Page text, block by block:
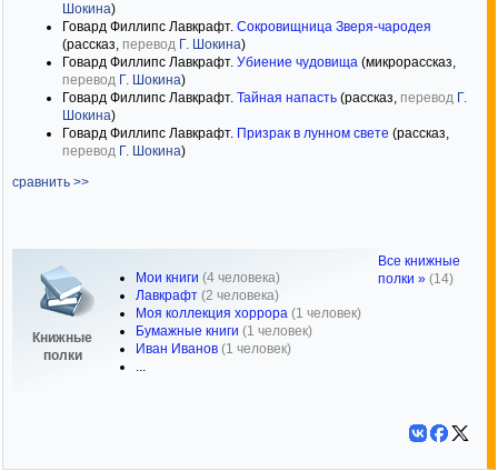
Шокина)
Говард Филлипс Лавкрафт. Сокровищница Зверя-чародея
(рассказ, перевод Г. Шокина)
Говард Филлипс Лавкрафт. Убиение чудовища (микрорассказ,
перевод Г. Шокина)
Говард Филлипс Лавкрафт. Тайная напасть (рассказ, перевод Г.
Шокина)
Говард Филлипс Лавкрафт. Призрак в лунном свете (рассказ,
перевод Г. Шокина)
сравнить >>
Книжные
полки
Мои книги (4 человека)
Лавкрафт (2 человека)
Моя коллекция хоррора (1 человек)
Бумажные книги (1 человек)
Иван Иванов (1 человек)
...
Все книжные
полки » (14)